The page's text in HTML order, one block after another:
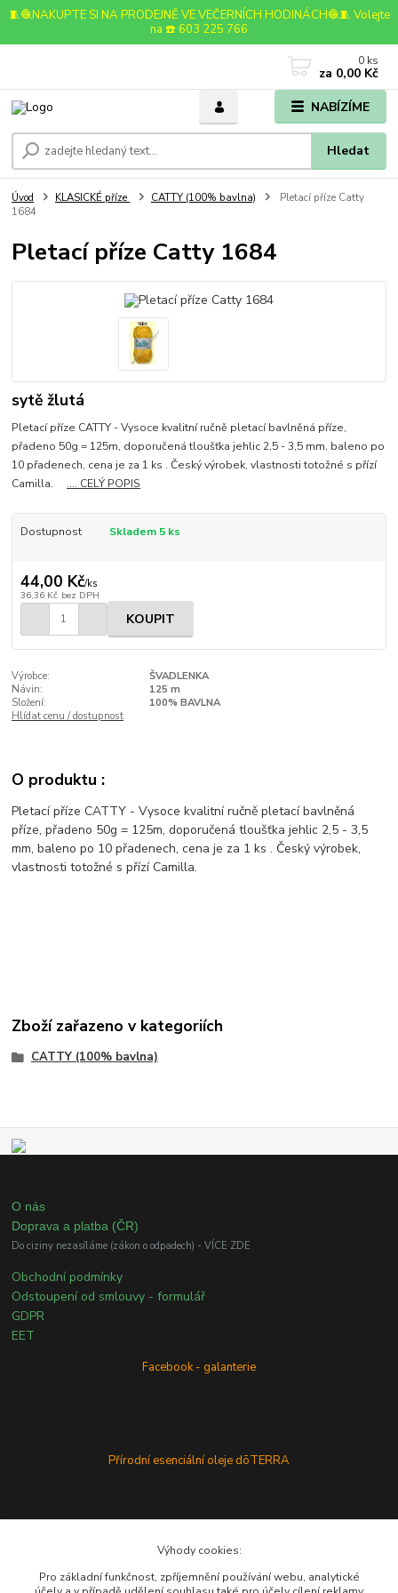
🧵🧶NAKUPTE SI NA PRODEJNĚ VE VEČERNÍCH HODINÁCH🧶🧵 Volejte
na ☎️ 603 225 766
NABÍZÍME
Hledat
0 ks
za 0,00 Kč
Úvod KLASICKÉ příze CATTY (100% bavlna)
Pletací příze Catty
1684
Pletací příze Catty 1684
sytě žlutá
Pletací příze CATTY - Vysoce kvalitní ručně pletací bavlněná příze,
přadeno 50g = 125m, doporučená tloušťka jehlic 2,5 - 3,5 mm, baleno po
10 přadenech, cena je za 1 ks . Český výrobek, vlastnosti totožné s přízí
Camilla. .... CELÝ POPIS
Dostupnost Skladem 5 ks
44,00 Kč/ks
36,36 Kč bez DPH
KOUPIT
Výrobce:
ŠVADLENKA
Návin:
125 m
Složení:
100% BAVLNA
Hlídat cenu / dostupnost
O produktu :
Pletací příze CATTY - Vysoce kvalitní ručně pletací bavlněná
příze, přadeno 50g = 125m, doporučená tloušťka jehlic 2,5 - 3,5
mm, baleno po 10 přadenech, cena je za 1 ks . Český výrobek,
vlastnosti totožné s přízí Camilla.
Zboží zařazeno v kategoriích
CATTY (100% bavlna)
O nás
Doprava a platba (ČR)
Do ciziny nezasíláme (zákon o odpadech) - VÍCE ZDE
Obchodní podmínky
Odstoupení od smlouvy - formulář
GDPR
EET
Facebook - galanterie
Přírodní esenciální oleje dōTERRA
Výhody cookies:
Pro základní funkčnost, zpříjemnění používání webu, analytické